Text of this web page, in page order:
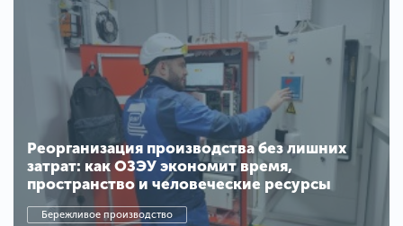
Реорганизация производства без лишних
затрат: как ОЗЭУ экономит время,
пространство и человеческие ресурсы
Бережливое производство